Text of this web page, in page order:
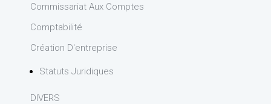
Commissariat Aux Comptes
Comptabilité
Création D'entreprise
Statuts Juridiques
DIVERS